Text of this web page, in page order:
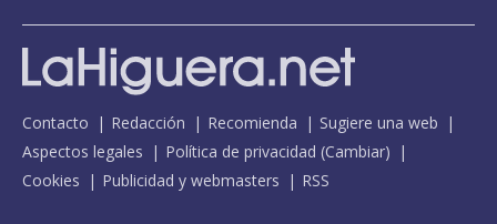
Contacto Redacción Recomienda
Sugiere una web
Aspectos legales
Política de privacidad (Cambiar)
Cookies
Publicidad y webmasters RSS